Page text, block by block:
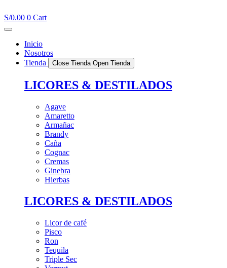
al
contenido
S/0.00 0 Cart
Inicio
Nosotros
Tienda
Close Tienda Open Tienda
LICORES & DESTILADOS
Agave
Amaretto
Armañac
Brandy
Caña
Cognac
Cremas
Ginebra
Hierbas
LICORES & DESTILADOS
Licor de café
Pisco
Ron
Tequila
Triple Sec